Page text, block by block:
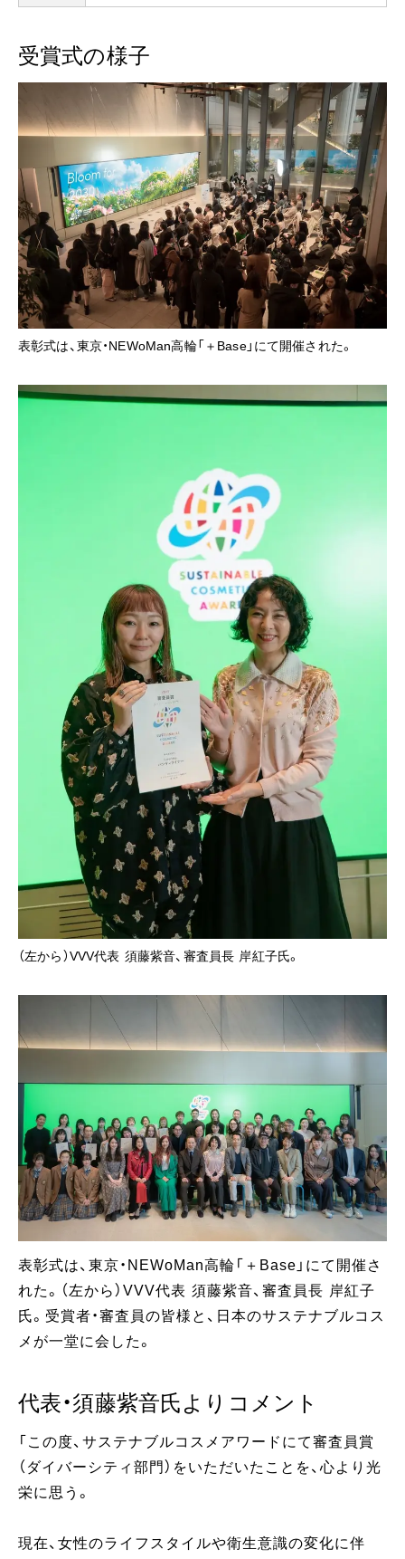
受賞式の様子
表彰式は、東京・NEWoMan高輪「＋Base」にて開催された。
（左から）VVV代表 須藤紫音、審査員長 岸紅子氏。
表彰式は、東京・NEWoMan高輪「＋Base」にて開催さ
れた。（左から）VVV代表 須藤紫音、審査員長 岸紅子
氏。受賞者・審査員の皆様と、日本のサステナブルコス
メが一堂に会した。
代表・須藤紫音氏よりコメント
「この度、サステナブルコスメアワードにて審査員賞
（ダイバーシティ部門）をいただいたことを、心より光
栄に思う。
現在、女性のライフスタイルや衛生意識の変化に伴